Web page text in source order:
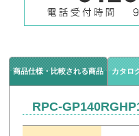
商品仕様・比較される商品 カタロ
RPC-